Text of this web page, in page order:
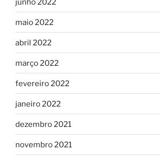
junho 2022
maio 2022
abril 2022
março 2022
fevereiro 2022
janeiro 2022
dezembro 2021
novembro 2021